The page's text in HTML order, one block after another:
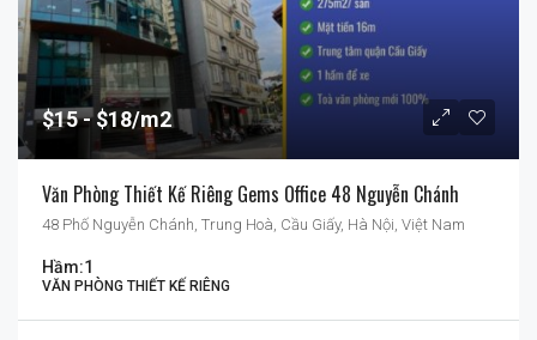
$15 $18/m2
Văn Phòng Thiết Kế Riêng Gems Office 48 Nguyễn Chánh
48 Phố Nguyễn Chánh, Trung Hoà, Cầu Giấy, Hà Nội, Việt Nam
Hầm:1
VĂN PHÒNG THIẾT KẾ RIÊNG